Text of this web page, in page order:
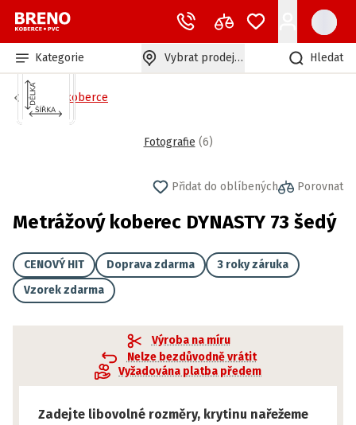
Kategorie Vybrat prodejnu Hledat
Bytové koberce
Fotografie (6)
Přidat do oblíbených Porovnat
Metrážový koberec DYNASTY 73 šedý
CENOVÝ HIT Doprava zdarma
3 roky záruka
Vzorek zdarma
Výroba na míru
Nelze bezdůvodně vrátit
Vyžadována platba předem
Zadejte libovolné rozměry, krytinu nařežeme